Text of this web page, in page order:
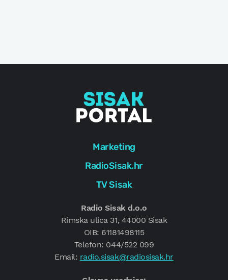
Marketing
RadioSisak.hr
TV Sisak
Radio Sisak d.o.o
Rimska ulica 31, 44000 Sisak
OIB: 61181498115
Telefon: 044/522 099
Email: radio.sisak@radiosisak.hr